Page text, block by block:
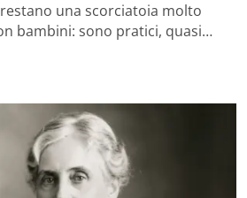
una scorciatoia molto
bambini: sono pratici, quasi…